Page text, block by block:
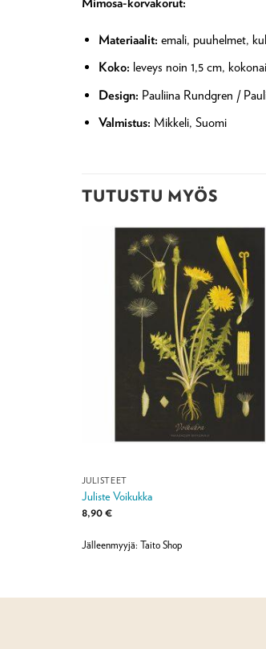
Materiaalit: emali, puuhelmet,
Koko: leveys noin 1,5 cm,
Design: Pauliina Rundgren /
Valmistus: Mikkeli, Suomi
TUTUSTU MYÖS
JULISTEET
Juliste Voikukka
8,90€
Jälleenmyyjä: Taito Shop